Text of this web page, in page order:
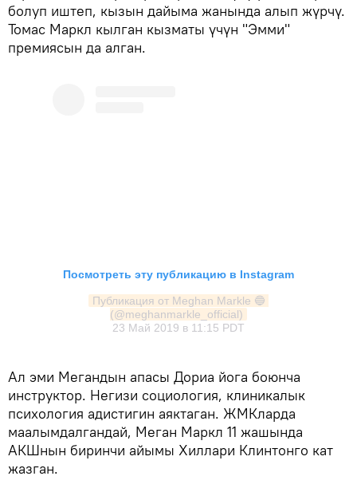
болуп иштеп, кызын дайыма жанында алып жүрчү.
Томас Маркл кылган кызматы үчүн "Эмми"
премиясын да алган.
Посмотреть эту публикацию в Instagram
Публикация от Meghan Markle 🔵
(@meghanmarkle_official)
23 Май 2019 в 11:15 PDT
Ал эми Мегандын апасы Дориа йога боюнча
инструктор. Негизи социология, клиникалык
психология адистигин аяктаган. ЖМКларда
маалымдалгандай, Меган Маркл 11 жашында
АКШнын биринчи айымы Хиллари Клинтонго кат
жазган.